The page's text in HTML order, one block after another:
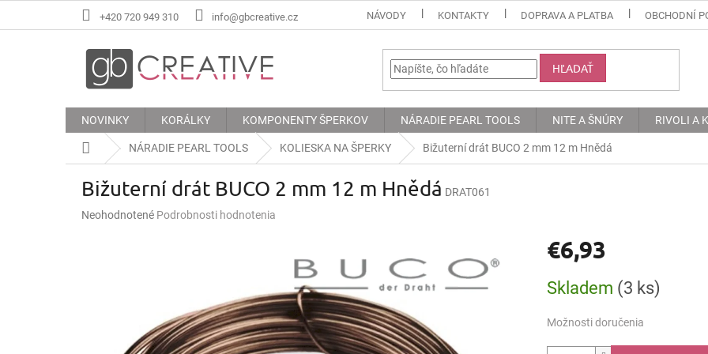
+420 720 949 310 info@gbcreative.cz NÁVODY KONTAKTY DOPRAVA A PLATBA OBCHODNÍ
HĽADAŤ
NOVINKY KORÁLKY KOMPONENTY ŠPERKOV NÁRADIE PEARL TOOLS NITE A ŠNÚRY RIVOLI A
DomovNÁRADIE PEARL TOOLS KOLIESKA NA ŠPERKY Bižuterní drát BUCO 2 mm 12 m Hnědá
Bižuterní drát BUCO 2 mm 12 m Hnědá DRAT061
Priemerné
Neohodnotené Podrobnosti hodnotenia
€6,93
cena:
Skladem (3 ks)
Možnosti doručenia